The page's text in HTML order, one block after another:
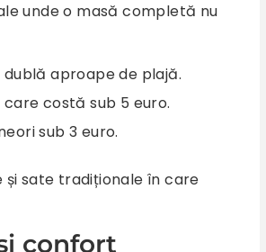
unde o masă completă nu
aproape de plajă.
costă sub 5 euro.
sub 3 euro.
sate tradiționale în care
confort